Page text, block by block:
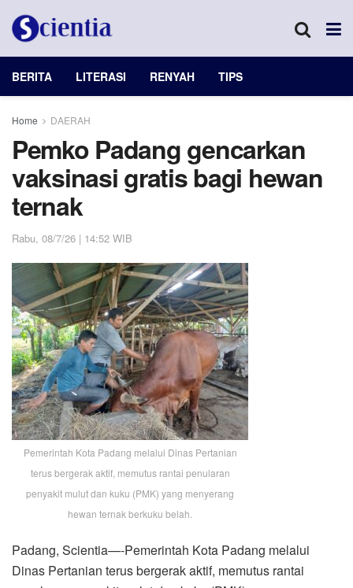
BERITA LITERASI RENYAH TIPS
Home DAERAH
Pemko Padang gencarkan
vaksinasi gratis bagi hewan
ternak
Rabu, 08/7/26 | 14:52 WIB
Pemerintah Kota Padang melalui Dinas Pertanian
terus bergerak aktif, memutus rantai penularan
penyakit mulut dan kuku (PMK) yang menyerang
hewan ternak berkuku belah.
Padang, Scientia—-Pemerintah Kota Padang melalui
Dinas Pertanian terus bergerak aktif, memutus rantai